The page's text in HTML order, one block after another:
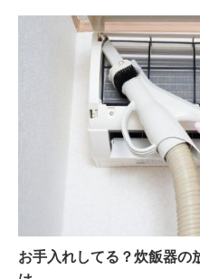
お手入れしてる？炊飯器の